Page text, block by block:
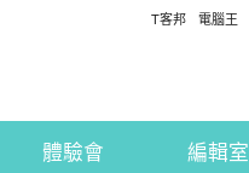
T客邦 電腦王
體驗會 編輯室